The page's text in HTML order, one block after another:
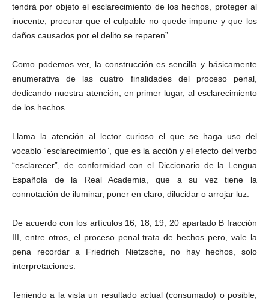
tendrá por objeto el esclarecimiento de los hechos, proteger al
inocente, procurar que el culpable no quede impune y que los
daños causados por el delito se reparen”.
Como podemos ver, la construcción es sencilla y básicamente
enumerativa de las cuatro finalidades del proceso penal,
dedicando nuestra atención, en primer lugar, al esclarecimiento
de los hechos.
Llama la atención al lector curioso el que se haga uso del
vocablo “esclarecimiento”, que es la acción y el efecto del verbo
“esclarecer”, de conformidad con el Diccionario de la Lengua
Española de la Real Academia, que a su vez tiene la
connotación de iluminar, poner en claro, dilucidar o arrojar luz.
De acuerdo con los artículos 16, 18, 19, 20 apartado B fracción
III, entre otros, el proceso penal trata de hechos pero, vale la
pena recordar a Friedrich Nietzsche, no hay hechos, solo
interpretaciones.
Teniendo a la vista un resultado actual (consumado) o posible,